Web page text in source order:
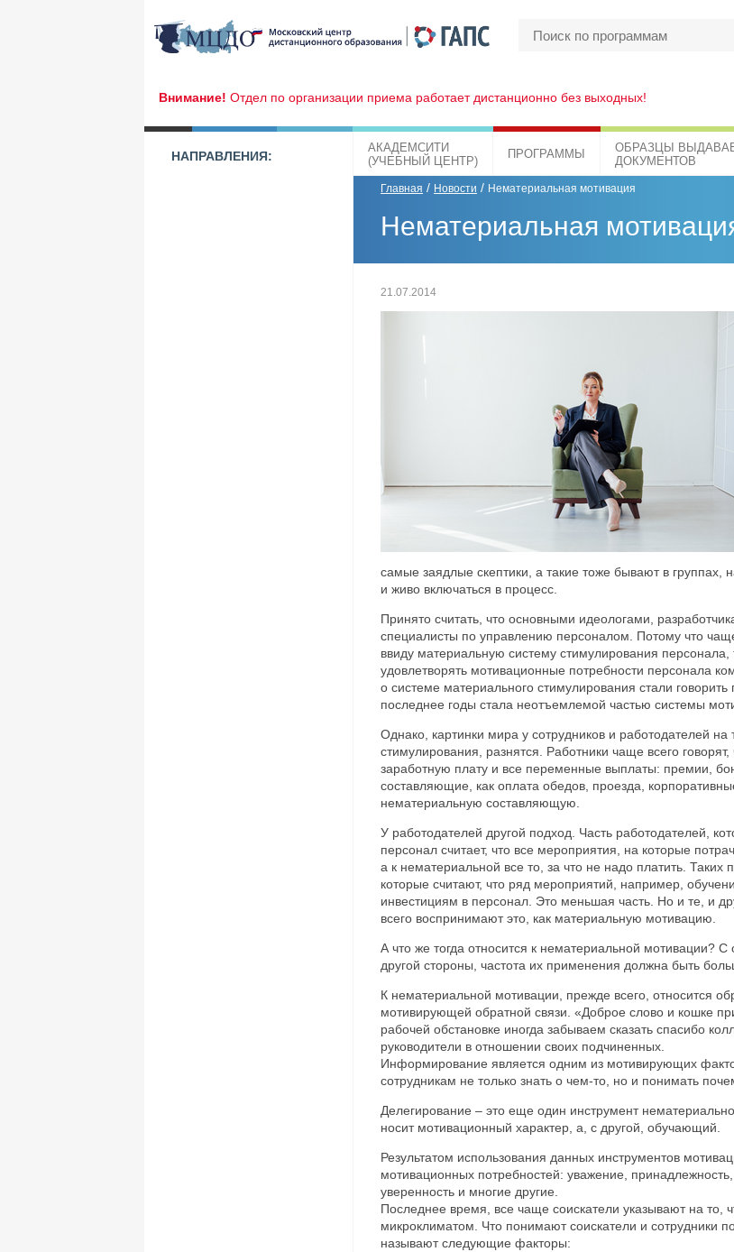
Внимание! Отдел по организации приема работает дистанционно без выходных!
НАПРАВЛЕНИЯ:
АКАДЕМСИТИ
(УЧЕБНЫЙ ЦЕНТР)
ПРОГРАММЫ
ОБРАЗЦЫ
ДОКУМЕНТОВ
Главная / Новости / Нематериальная мотивация
Нематериальная
21.07.2014
самые заядлые скептики, а такие тоже бывают в группах,
и живо включаться в процесс.
Принято считать, что основными идеологами,
специалисты по управлению персоналом. Потому что
ввиду материальную систему стимулирования
удовлетворять мотивационные потребности персонала
о системе материального стимулирования стали
последнее годы стала неотъемлемой частью системы
Однако, картинки мира у сотрудников и работодателей на
стимулирования, разнятся. Работники чаще всего
заработную плату и все переменные выплаты: премии,
составляющие, как оплата обедов, проезда,
нематериальную составляющую.
У работодателей другой подход. Часть работодателей,
персонал считает, что все мероприятия, на которые
а к нематериальной все то, за что не надо платить. Таких
которые считают, что ряд мероприятий, например,
инвестициям в персонал. Это меньшая часть. Но и те, и
всего воспринимают это, как материальную мотивацию.
А что же тогда относится к нематериальной мотивации?
другой стороны, частота их применения должна быть
К нематериальной мотивации, прежде всего, относится
мотивирующей обратной связи. «Доброе слово и кошке
рабочей обстановке иногда забываем сказать спасибо
руководители в отношении своих подчиненных.
Информирование является одним из мотивирующих
сотрудникам не только знать о чем-то, но и понимать
Делегирование – это еще один инструмент
носит мотивационный характер, а, с другой, обучающий.
Результатом использования данных инструментов
мотивационных потребностей: уважение,
уверенность и многие другие.
Последнее время, все чаще соискатели указывают на то,
микроклиматом. Что понимают соискатели и сотрудники
называют следующие факторы: